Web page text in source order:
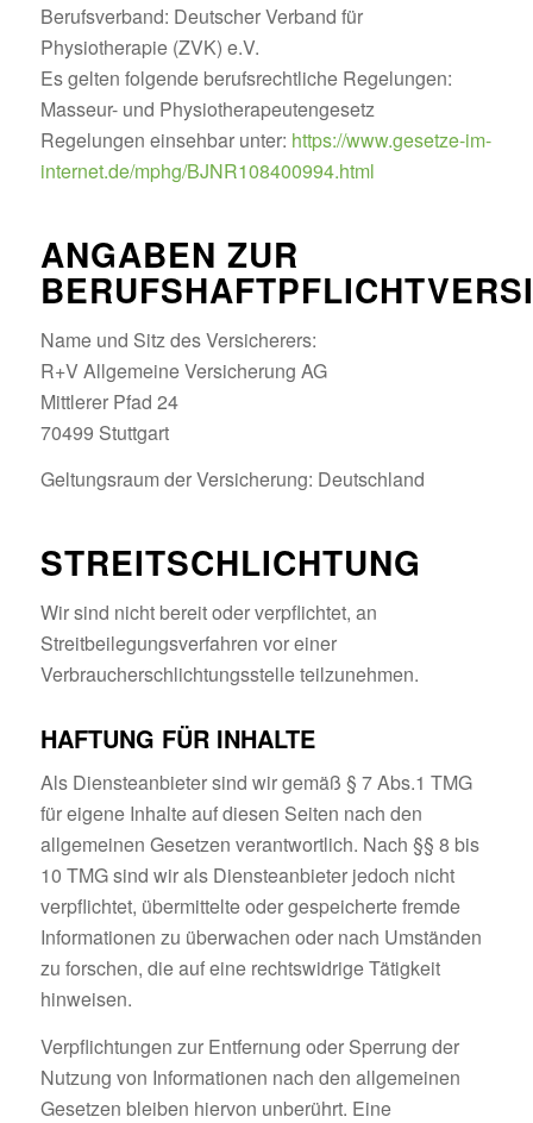
Berufsverband: Deutscher Verband für
Physiotherapie (ZVK) e.V.
Es gelten folgende berufsrechtliche Regelungen:
Masseur- und Physiotherapeutengesetz
Regelungen einsehbar unter: https://www.gesetze-im-
internet.de/mphg/BJNR108400994.html
ANGABEN ZUR
Name und Sitz des Versicherers:
R+V Allgemeine Versicherung AG
Mittlerer Pfad 24
70499 Stuttgart
Geltungsraum der Versicherung: Deutschland
STREITSCHLICHTUNG
Wir sind nicht bereit oder verpflichtet, an
Streitbeilegungsverfahren vor einer
Verbraucherschlichtungsstelle teilzunehmen.
HAFTUNG FÜR INHALTE
Als Diensteanbieter sind wir gemäß § 7 Abs.1 TMG
für eigene Inhalte auf diesen Seiten nach den
allgemeinen Gesetzen verantwortlich. Nach §§ 8 bis
10 TMG sind wir als Diensteanbieter jedoch nicht
verpflichtet, übermittelte oder gespeicherte fremde
Informationen zu überwachen oder nach Umständen
zu forschen, die auf eine rechtswidrige Tätigkeit
hinweisen.
Verpflichtungen zur Entfernung oder Sperrung der
Nutzung von Informationen nach den allgemeinen
Gesetzen bleiben hiervon unberührt. Eine